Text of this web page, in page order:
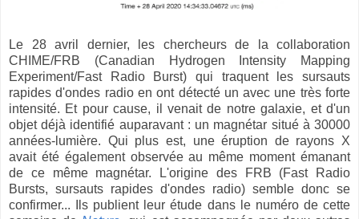
Le 28 avril dernier, les chercheurs de la collaboration
CHIME/FRB (Canadian Hydrogen Intensity Mapping
Experiment/Fast Radio Burst) qui traquent les sursauts
rapides d'ondes radio en ont détecté un avec une très forte
intensité. Et pour cause, il venait de notre galaxie, et d'un
objet déjà identifié auparavant : un magnétar situé à 30000
années-lumière. Qui plus est, une éruption de rayons X
avait été également observée au même moment émanant
de ce même magnétar. L'origine des FRB (Fast Radio
Bursts, sursauts rapides d'ondes radio) semble donc se
confirmer... Ils publient leur étude dans le numéro de cette